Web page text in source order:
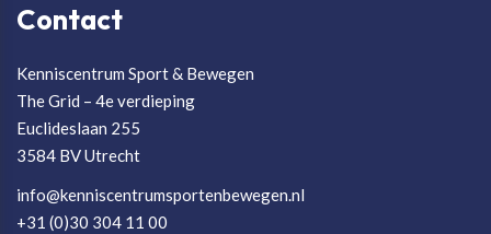
Contact
Kenniscentrum Sport & Bewegen
The Grid – 4e verdieping
Euclideslaan 255
3584 BV Utrecht
info@kenniscentrumsportenbewegen.nl
+31 (0)30 304 11 00